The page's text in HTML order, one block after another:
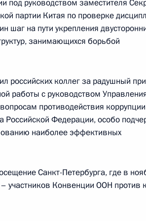
КНР Ван Яном
и окончания Второй
под руководством заместителя
партии Китая по проверке
шаг на пути укрепления
занимающихся борьбой
российских коллег за радушный
работы с руководством
противодействия коррупции
Российской Федерации, особо
наиболее эффективных
Санкт-Петербурга, где в
участников Конвенции ООН против